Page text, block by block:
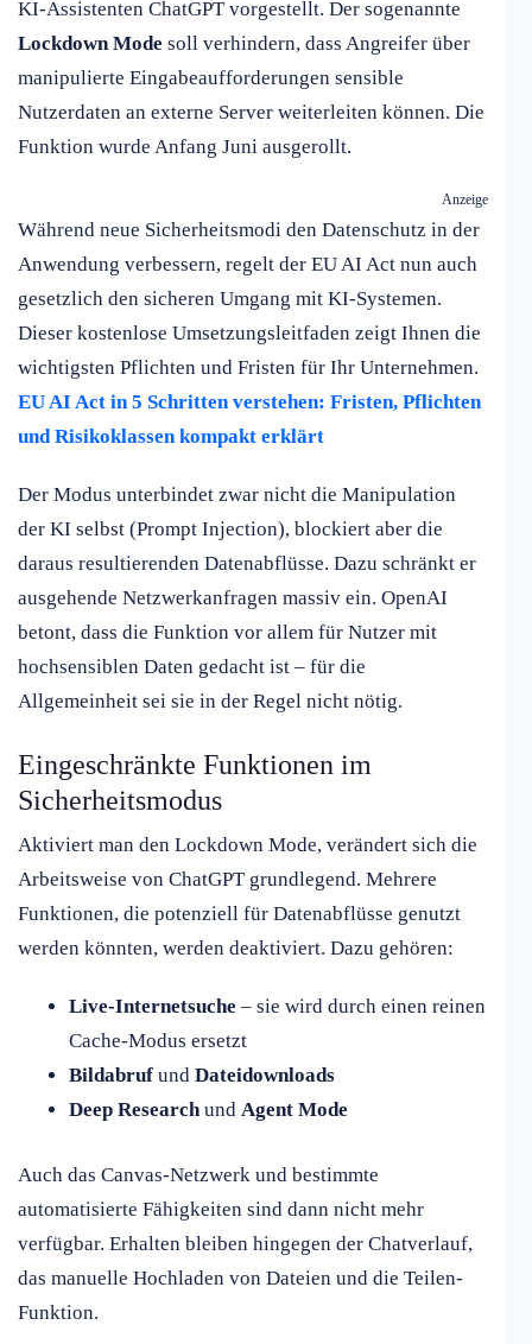
KI-Assistenten ChatGPT vorgestellt. Der sogenannte
Lockdown Mode soll verhindern, dass Angreifer über
manipulierte Eingabeaufforderungen sensible
Nutzerdaten an externe Server weiterleiten können. Die
Funktion wurde Anfang Juni ausgerollt.
Anzeige
Während neue Sicherheitsmodi den Datenschutz in der
Anwendung verbessern, regelt der EU AI Act nun auch
gesetzlich den sicheren Umgang mit KI-Systemen.
Dieser kostenlose Umsetzungsleitfaden zeigt Ihnen die
wichtigsten Pflichten und Fristen für Ihr Unternehmen.
EU AI Act in 5 Schritten verstehen: Fristen, Pflichten
und Risikoklassen kompakt erklärt
Der Modus unterbindet zwar nicht die Manipulation
der KI selbst (Prompt Injection), blockiert aber die
daraus resultierenden Datenabflüsse. Dazu schränkt er
ausgehende Netzwerkanfragen massiv ein. OpenAI
betont, dass die Funktion vor allem für Nutzer mit
hochsensiblen Daten gedacht ist – für die
Allgemeinheit sei sie in der Regel nicht nötig.
Eingeschränkte Funktionen im
Sicherheitsmodus
Aktiviert man den Lockdown Mode, verändert sich die
Arbeitsweise von ChatGPT grundlegend. Mehrere
Funktionen, die potenziell für Datenabflüsse genutzt
werden könnten, werden deaktiviert. Dazu gehören:
Live-Internetsuche – sie wird durch einen reinen
Cache-Modus ersetzt
Bildabrufund Dateidownloads
Deep Researchund Agent Mode
Auch das Canvas-Netzwerk und bestimmte
automatisierte Fähigkeiten sind dann nicht mehr
verfügbar. Erhalten bleiben hingegen der Chatverlauf,
das manuelle Hochladen von Dateien und die Teilen-
Funktion.